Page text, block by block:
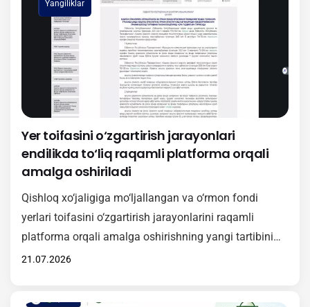
tartibi hamda ushbu platformaning amaliy ahamiyati
haqida batafsil ma’lumot berildi. Shuningdek, seminar
doirasida O‘zbekiston Respublikasi Vazirlar
Mahkamasining 381-sonli…
Yangiliklar
Yer toifasini o‘zgartirish jarayonlari
endilikda to‘liq raqamli platforma orqali
amalga oshiriladi
Qishloq xo‘jaligiga mo‘ljallangan va o‘rmon fondi
yerlari toifasini o‘zgartirish jarayonlarini raqamli
platforma orqali amalga oshirishning yangi tartibini
amaliyotga samarali joriy etish maqsadida onlayn
21.07.2026